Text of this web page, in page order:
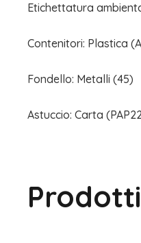
Etichettatura
Contenitori: Plastica
Fondello: Metalli (45)
Astuccio: Carta